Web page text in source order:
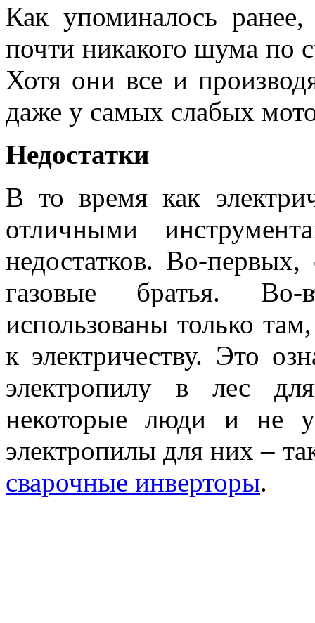
Как упоминалось
почти никакого шума по
Хотя они все и
даже у самых слабых
Недостатки
В то время как
отличными
недостатков. Во-
газовые братья.
использованы только
к электричеству. Это
электропилу в лес
некоторые люди и не
электропилы для них –
сварочные инверторы.